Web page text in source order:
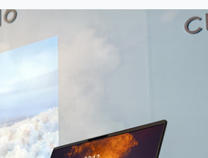
評測! 首搭蔡司光學鏡頭、攝影棚級柔
微星 MSI Claw A1M-026TW 電競掌機
與超好用的隱磁支架 O-ONE MAG 最會
鏡實測：Find X9 Ultra 光學長焦隨手
g37 power上市，登錄在送飛利浦氣炸
5 Pro Max，有螢幕的耳機會是智商稅
，加碼愛奇藝黃金雙周卡體驗，專案價